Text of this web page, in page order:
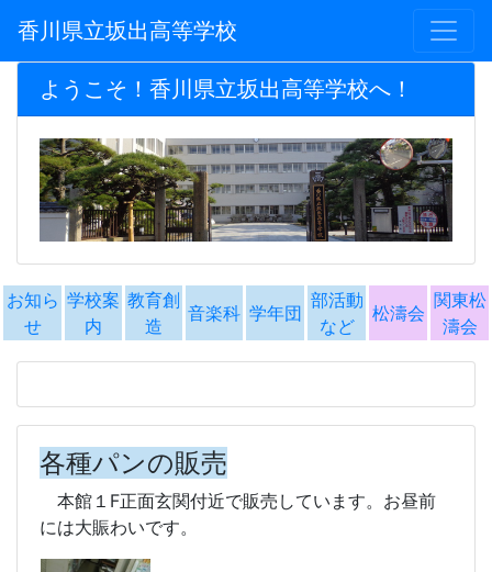
香川県立坂出高等学校
ようこそ！香川県立坂出高等学校へ！
お知ら
せ
学校案
内
教育創
造
音楽科 学年団
部活動
など
松濤会
関東松
濤会
各種パンの販売
本館１F正面玄関付近で販売しています。お昼前
には大賑わいです。